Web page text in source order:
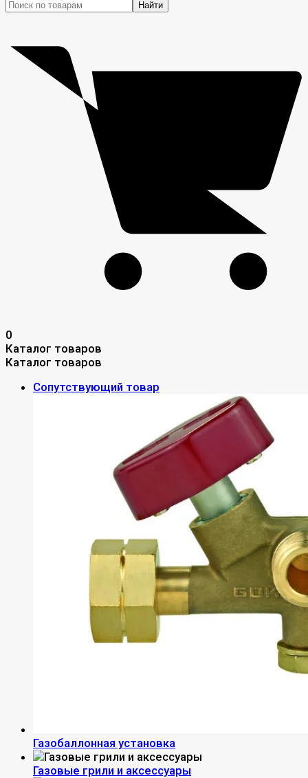
Найти
0
Каталог товаров
Каталог товаров
Сопутствующий товар
Газобаллонная установка
Газовые грили и аксессуары